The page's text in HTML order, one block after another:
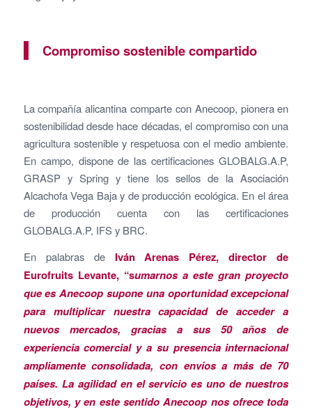
Compromiso sostenible compartido
La compañía alicantina comparte con Anecoop, pionera en
sostenibilidad desde hace décadas, el compromiso con una
agricultura sostenible y respetuosa con el medio ambiente.
En campo, dispone de las certificaciones GLOBALG.A.P,
GRASP y Spring y tiene los sellos de la Asociación
Alcachofa Vega Baja y de producción ecológica. En el área
de producción cuenta con las certificaciones
GLOBALG.A.P, IFS y BRC.
En palabras deIván Arenas Pérez, director de
Eurofruits Levante, “sumarnos a este gran proyecto
que es Anecoop supone una oportunidad excepcional
para multiplicar nuestra capacidad de acceder a
nuevos mercados, gracias a sus 50 años de
experiencia comercial y a su presencia internacional
ampliamente consolidada, con envíos a más de 70
países. La agilidad en el servicio es uno de nuestros
objetivos, y en este sentido Anecoop nos ofrece toda